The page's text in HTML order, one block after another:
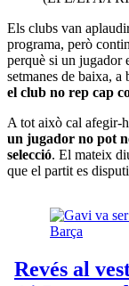
Els clubs van
programa, però
perquè si un jugador
setmanes de baixa, a
el club no rep cap
A tot això cal afegir-
un jugador no pot
selecció. El mateix
que el partit es